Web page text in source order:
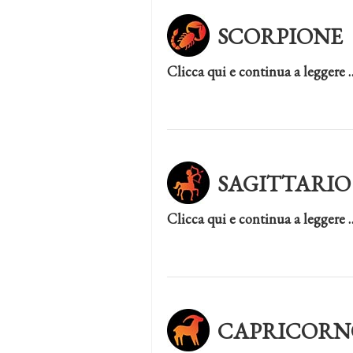
SCORPIONE
Clicca qui e continua a leggere
SAGITTARIO
Clicca qui e continua a leggere